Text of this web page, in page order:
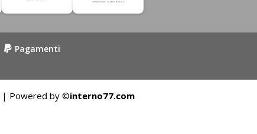
Pagamenti
| Powered by ©interno77.com